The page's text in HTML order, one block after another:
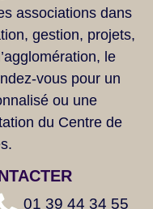
associations dans
gestion, projets,
le
vous pour un
ou une
du Centre de
01 39 44 34 55